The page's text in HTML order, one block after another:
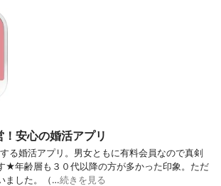
安心の婚活アプリ
る婚活アプリ。男女ともに有料会員なので真剣
★年齢層も３０代以降の方が多かった印象。ただ
ました。（…続きを見る